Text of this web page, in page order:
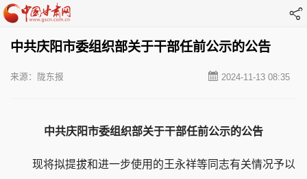
中共庆阳市委组织部关于干部任前公示的公告
2024-11-13 08:35
来源：陇东报
中共庆阳市委组织部关于干部任前公示的公告
现将拟提拔和进一步使用的王永祥等同志有关情况予以